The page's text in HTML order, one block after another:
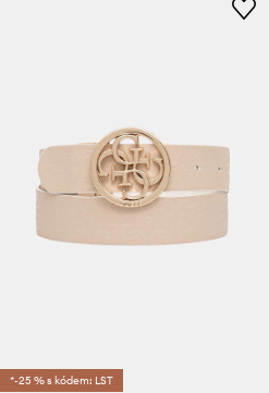
*-25 % s kódem: LST